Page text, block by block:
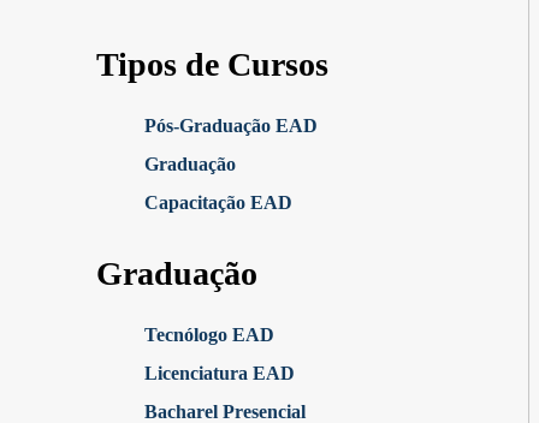
Tipos de Cursos
Pós-Graduação EAD
Graduação
Capacitação EAD
Graduação
Tecnólogo EAD
Licenciatura EAD
Bacharel Presencial